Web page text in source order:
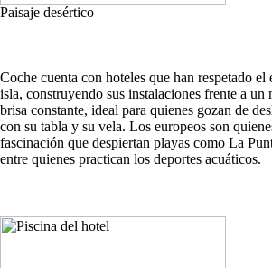
Paisaje desértico
Coche cuenta con hoteles que han respetado
isla, construyendo sus instalaciones frente a un
brisa constante, ideal para quienes gozan de
con su tabla y su vela. Los europeos son
fascinación que despiertan playas como La
entre quienes practican los deportes acuáticos.